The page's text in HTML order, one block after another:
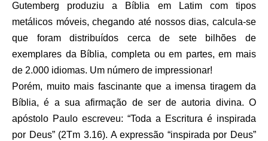
Gutemberg produziu a Bíblia em Latim com tipos
metálicos móveis, chegando até nossos dias, calcula-se
que foram distribuídos cerca de sete bilhões de
exemplares da Bíblia, completa ou em partes, em mais
de 2.000 idiomas. Um número de impressionar!
Porém, muito mais fascinante que a imensa tiragem da
Bíblia, é a sua afirmação de ser de autoria divina. O
apóstolo Paulo escreveu: “Toda a Escritura é inspirada
por Deus” (2Tm 3.16). A expressão “inspirada por Deus”